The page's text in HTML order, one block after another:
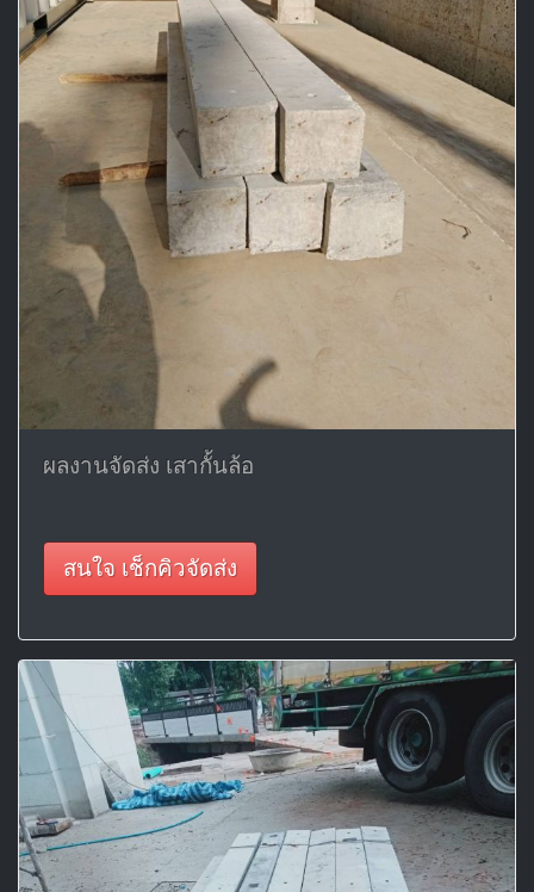
ผลงานจัดส่ง เสากั้นล้อ
สนใจ เช็กคิวจัดส่ง